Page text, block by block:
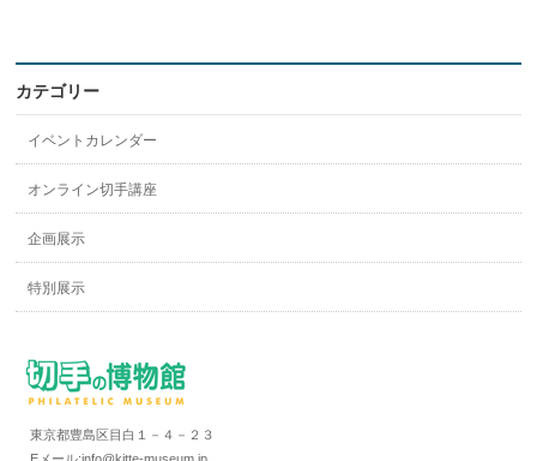
カテゴリー
イベントカレンダー
オンライン切手講座
企画展示
特別展示
東京都豊島区目白１－４－２３